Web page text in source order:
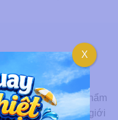
QUAN
đến những sản phẩm
sự quan tâm lớn từ giới
X